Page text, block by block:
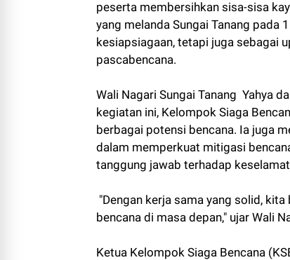
peserta membersihkan sisa-sisa
yang melanda Sungai Tanang pada
kesiapsiagaan, tetapi juga sebagai
pascabencana.
Wali Nagari Sungai Tanang Yahya
kegiatan ini, Kelompok Siaga
berbagai potensi bencana. Ia juga
dalam memperkuat mitigasi
tanggung jawab terhadap
"Dengan kerja sama yang solid,
bencana di masa depan," ujar Wali
Ketua Kelompok Siaga Bencana